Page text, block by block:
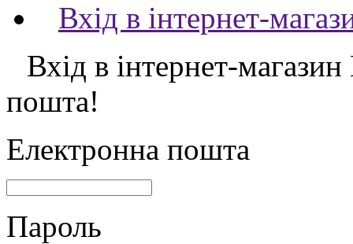
Вхід в інтернет-
Вхід в інтернет-магазин
пошта!
Електронна пошта
Пароль